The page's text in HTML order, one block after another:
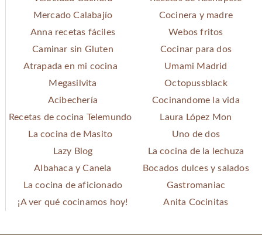
Mercado Calabajío
Cocinera y madre
Anna recetas fáciles
Webos fritos
Caminar sin Gluten
Cocinar para dos
Atrapada en mi cocina
Umami Madrid
Megasilvita
Octopussblack
Acibechería
Cocinandome la vida
Recetas de cocina Telemundo
Laura López Mon
La cocina de Masito
Uno de dos
Lazy Blog
La cocina de la lechuza
Albahaca y Canela
Bocados dulces y salados
La cocina de aficionado
Gastromaniac
¡A ver qué cocinamos hoy!
Anita Cocinitas